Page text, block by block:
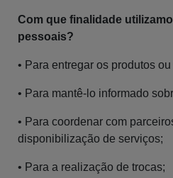
Com que finalidade
pessoais?
• Para entregar os produtos
• Para mantê-lo informado
• Para coordenar com
disponibilização de serviços;
• Para a realização de trocas;